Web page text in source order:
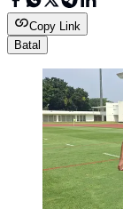
Copy Link
Batal